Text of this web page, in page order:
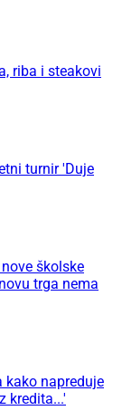
riba i steakovi
turnir 'Duje
školske
trga nema
kako napreduje
kredita...'